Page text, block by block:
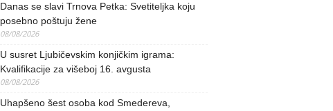
Danas se slavi Trnova Petka: Svetiteljka koju
posebno poštuju žene
08/08/2026
U susret Ljubičevskim konjičkim igrama:
Kvalifikacije za višeboj 16. avgusta
08/08/2026
Uhapšeno šest osoba kod Smedereva,